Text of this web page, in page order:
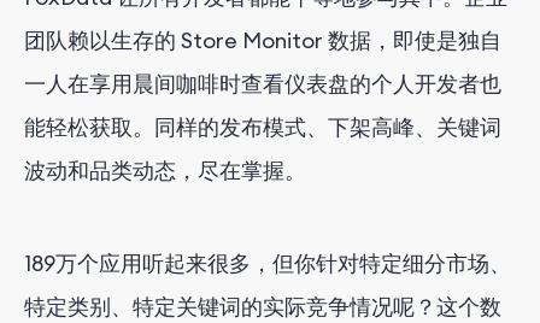
团队赖以生存的 Store Monitor 数据，即使是独自
一人在享用晨间咖啡时查看仪表盘的个人开发者也
能轻松获取。同样的发布模式、下架高峰、关键词
波动和品类动态，尽在掌握。
189万个应用听起来很多，但你针对特定细分市场、
特定类别、特定关键词的实际竞争情况呢？这个数